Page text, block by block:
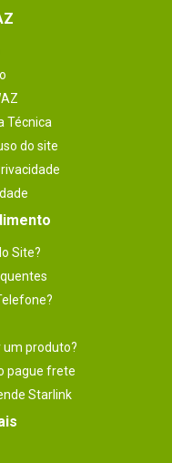
com a internet para jogo
online adicionais e
para acessar o conteúdo
aplicados).
rede)
Técnica
do site
Site?
um produto?
pague frete
Starlink